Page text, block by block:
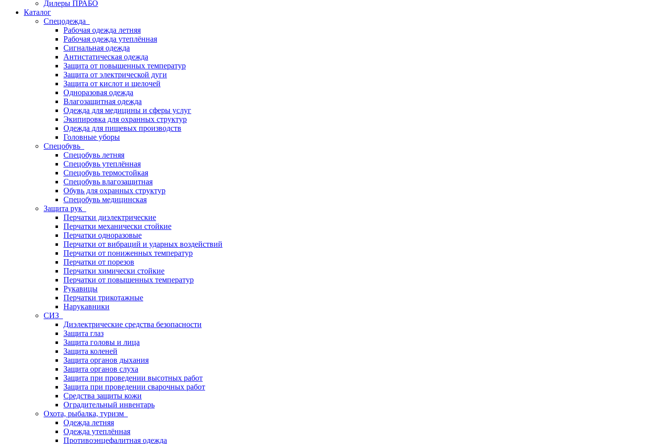
Дилеры ПРАБО
Каталог
Спецодежда
Рабочая одежда летняя
Рабочая одежда утеплённая
Сигнальная одежда
Антистатическая одежда
Защита от повышенных температур
Защита от электрической дуги
Защита от кислот и щелочей
Одноразовая одежда
Влагозащитная одежда
Одежда для медицины и сферы услуг
Экипировка для охранных структур
Одежда для пищевых производств
Головные уборы
Спецобувь
Спецобувь летняя
Спецобувь утеплённая
Спецобувь термостойкая
Спецобувь влагозащитная
Обувь для охранных структур
Спецобувь медицинская
Защита рук
Перчатки диэлектрические
Перчатки механически стойкие
Перчатки одноразовые
Перчатки от вибраций и ударных воздействий
Перчатки от пониженных температур
Перчатки от порезов
Перчатки химически стойкие
Перчатки от повышенных температур
Рукавицы
Перчатки трикотажные
Нарукавники
СИЗ
Диэлектрические средства безопасности
Защита глаз
Защита головы и лица
Защита коленей
Защита органов дыхания
Защита органов слуха
Защита при проведении высотных работ
Защита при проведении сварочных работ
Средства защиты кожи
Оградительный инвентарь
Охота, рыбалка, туризм
Одежда летняя
Одежда утеплённая
Противоэнцефалитная одежда